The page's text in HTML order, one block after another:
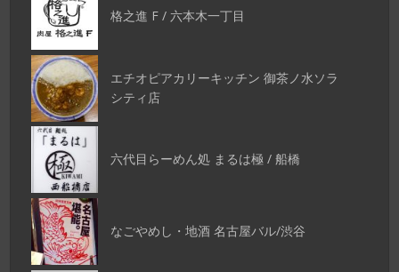
格之進 F / 六本木一丁目
エチオピアカリーキッチン 御茶ノ水ソラ
シティ店
六代目らーめん処 まるは極 / 船橋
なごやめし・地酒 名古屋バル/渋谷